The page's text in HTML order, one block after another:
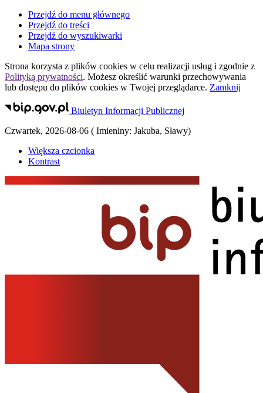
Przejdź do menu głównego
Przejdź do treści
Przejdź do wyszukiwarki
Mapa strony
Strona korzysta z plików cookies w celu realizacji usług i zgodnie z
Polityką prywatności. Możesz określić warunki przechowywania
lub dostępu do plików cookies w Twojej przeglądarce. Zamknij
Biuletyn Informacji Publicznej
Czwartek, 2026-08-06 ( Imieniny: Jakuba, Sławy)
Większa czcionka
Kontrast